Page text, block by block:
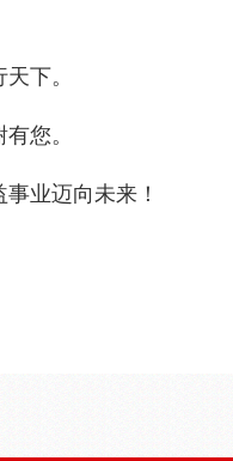
下。
您。
业迈向未来！